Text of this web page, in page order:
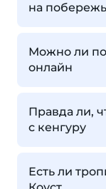
на
Можно ли
онлайн
Правда ли,
с кенгуру
Есть ли